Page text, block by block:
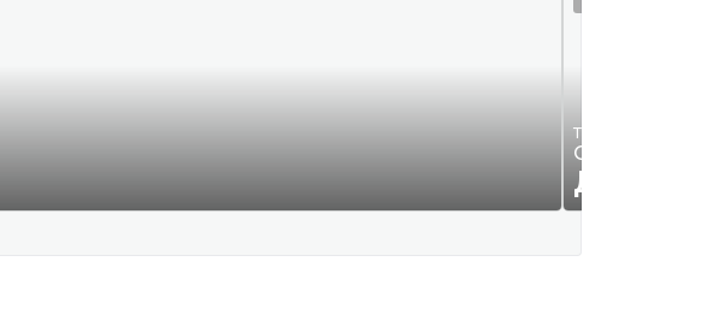
Требуются на
ООО "Смайл